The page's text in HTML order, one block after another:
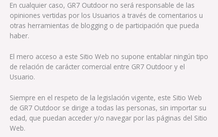
En cualquier caso, GR7 Outdoor no será responsable de las
opiniones vertidas por los Usuarios a través de comentarios u
otras herramientas de blogging o de participación que pueda
haber.
El mero acceso a este Sitio Web no supone entablar ningún tipo
de relación de carácter comercial entre GR7 Outdoor y el
Usuario.
Siempre en el respeto de la legislación vigente, este Sitio Web
de GR7 Outdoor se dirige a todas las personas, sin importar su
edad, que puedan acceder y/o navegar por las páginas del Sitio
Web.